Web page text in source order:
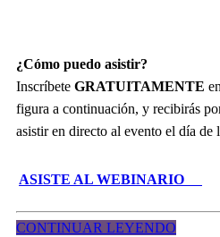
¿Cómo puedo asistir?
Inscríbete GRATUITAMENTE
figura a continuación, y recibirás
asistir en directo al evento el día de
ASISTE AL WEBINARIO
CONTINUAR LEYENDO